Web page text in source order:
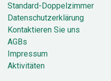
Standard-Doppelzimmer
Datenschutzerklärung
Kontaktieren Sie uns
AGBs
Impressum
Aktivitäten